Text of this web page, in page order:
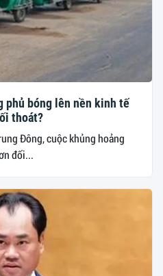
phủ bóng lên nền kinh tế
thoát?
Đông, cuộc khủng hoảng
đối...